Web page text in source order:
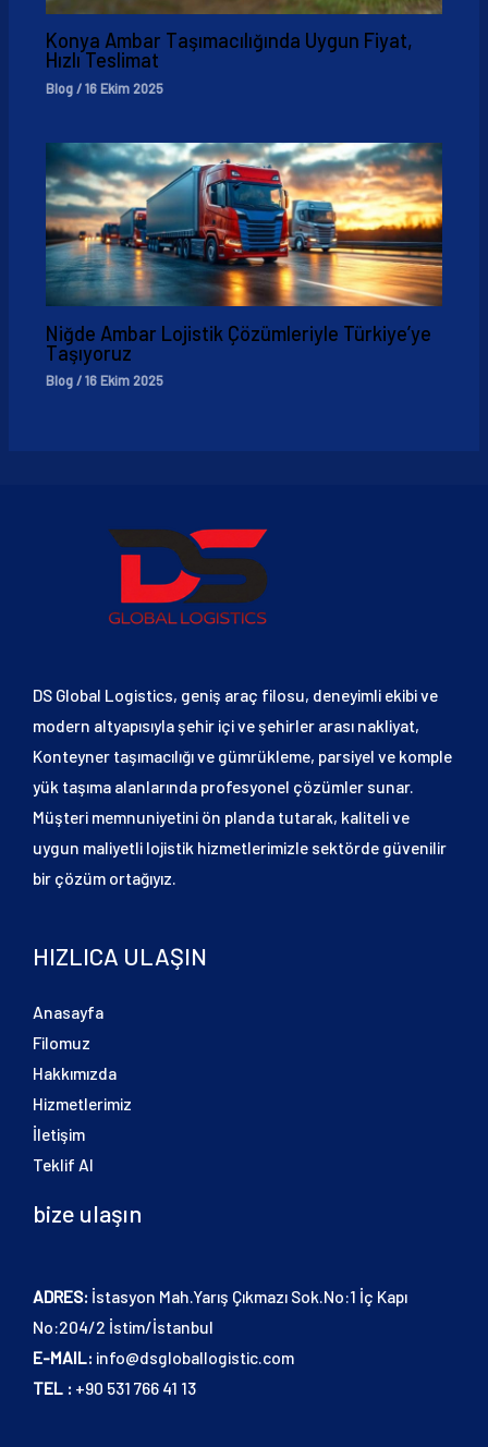
Konya Ambar Taşımacılığında Uygun Fiyat,
Hızlı Teslimat
Blog/16 Ekim 2025
Niğde Ambar Lojistik Çözümleriyle Türkiye’ye
Taşıyoruz
Blog/16 Ekim 2025
DS Global Logistics, geniş araç filosu, deneyimli ekibi ve
modern altyapısıyla şehir içi ve şehirler arası nakliyat,
Konteyner taşımacılığı ve gümrükleme, parsiyel ve komple
yük taşıma alanlarında profesyonel çözümler sunar.
Müşteri memnuniyetini ön planda tutarak, kaliteli ve
uygun maliyetli lojistik hizmetlerimizle sektörde güvenilir
bir çözüm ortağıyız.
HIZLICA ULAŞIN
Anasayfa
Filomuz
Hakkımızda
Hizmetlerimiz
İletişim
Teklif Al
bize ulaşın
ADRES: İstasyon Mah.Yarış Çıkmazı Sok.No:1 İç Kapı
No:204/2 İstim/İstanbul
E-MAIL: info@dsgloballogistic.com
TEL : +90 531 766 41 13